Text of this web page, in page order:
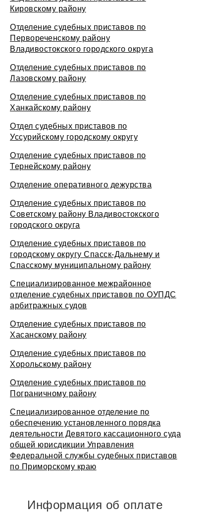
Кировскому району
Отделение судебных приставов по
Первореченскому району
Владивостокского городского округа
Отделение судебных приставов по
Лазовскому району
Отделение судебных приставов по
Ханкайскому району
Отдел судебных приставов по
Уссурийскому городскому округу
Отделение судебных приставов по
Тернейскому району
Отделение оперативного дежурства
Отделение судебных приставов по
Советскому району Владивостокского
городского округа
Отделение судебных приставов по
городскому округу Спасск-Дальнему и
Спасскому муниципальному району
Специализированное межрайонное
отделение судебных приставов по ОУПДС
арбитражных судов
Отделение судебных приставов по
Хасанскому району
Отделение судебных приставов по
Хорольскому району
Отделение судебных приставов по
Пограничному району
Специализированное отделение по
обеспечению установленного порядка
деятельности Девятого кассационного суда
общей юрисдикции Управления
Федеральной службы судебных приставов
по Приморскому краю
Информация об оплате